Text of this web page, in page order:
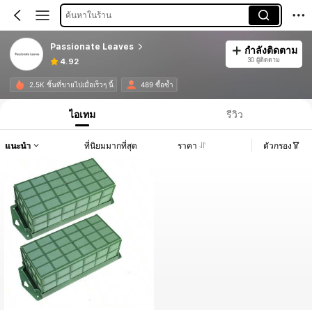
ค้นหาในร้าน
Passionate Leaves
4.92
กำลังติดตาม
30 ผู้ติดตาม
2.5K ชิ้นที่ขายไปเมื่อเร็วๆ นี้ 489 ซื้อซ้ำ
ไอเทม รีวิว
แนะนำ ที่นิยมมากที่สุด ราคา ตัวกรอง